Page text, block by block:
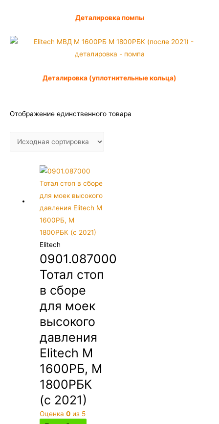
Деталировка помпы
Деталировка (уплотнительные кольца)
Отображение единственного товара
Elitech
0901.087000
Тотал стоп
в сборе
для моек
высокого
давления
Elitech М
1600РБ, М
1800РБК
(с 2021)
Оценка0 из 5